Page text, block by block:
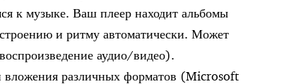
к музыке. Ваш плеер находит альбомы
и ритму автоматически. Может
аудио/видео).
вложения различных форматов (Microsoft